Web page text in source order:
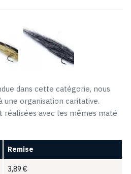
dans cette catégorie, nous
organisation caritative.
réalisées avec les mêmes maté
Remise
3,89 €